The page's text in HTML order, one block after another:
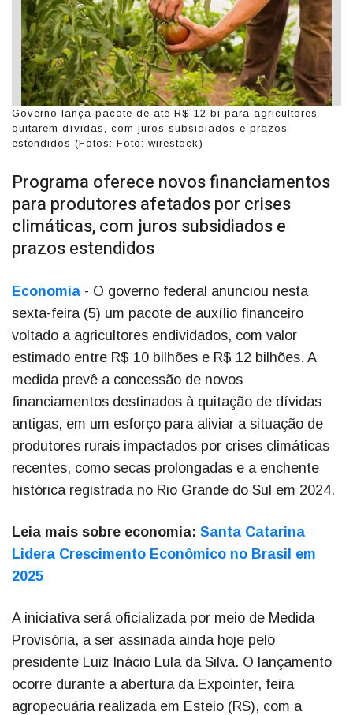
Governo lança pacote de até R$ 12 bi para agricultores
quitarem dívidas, com juros subsidiados e prazos
estendidos (Fotos: Foto: wirestock)
Programa oferece novos financiamentos
para produtores afetados por crises
climáticas, com juros subsidiados e
prazos estendidos
Economia - O governo federal anunciou nesta
sexta-feira (5) um pacote de auxílio financeiro
voltado a agricultores endividados, com valor
estimado entre R$ 10 bilhões e R$ 12 bilhões. A
medida prevê a concessão de novos
financiamentos destinados à quitação de dívidas
antigas, em um esforço para aliviar a situação de
produtores rurais impactados por crises climáticas
recentes, como secas prolongadas e a enchente
histórica registrada no Rio Grande do Sul em 2024.
Leia mais sobre economia: Santa Catarina
Lidera Crescimento Econômico no Brasil em
2025
A iniciativa será oficializada por meio de Medida
Provisória, a ser assinada ainda hoje pelo
presidente Luiz Inácio Lula da Silva. O lançamento
ocorre durante a abertura da Expointer, feira
agropecuária realizada em Esteio (RS), com a